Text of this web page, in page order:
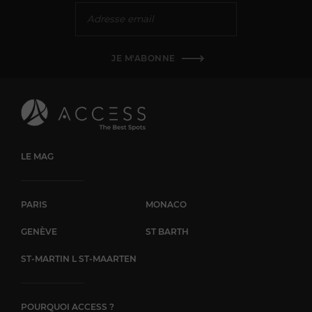
JE M'ABONNE
LE MAG
PARIS MONACO
GENÈVE ST BARTH
ST-MARTIN L ST-MAARTEN
POURQUOI ACCESS ?